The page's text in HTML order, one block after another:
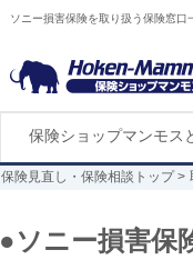
ソニー損害保険を取り扱う保険窓口
保険ショップマンモス
保険見直し・保険相談トップ
●ソニー損害保